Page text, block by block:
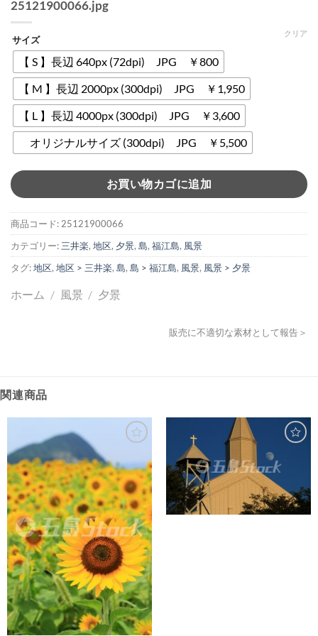
25121900066.jpg
サイズ
【 S 】長辺 640px (72dpi) JPG ￥800
【 M 】長辺 2000px (300dpi) JPG ￥1,950
【 L 】長辺 4000px (300dpi) JPG ￥3,600
オリジナルサイズ (300dpi) JPG ￥5,500
クリア
お買い物カゴに追加
商品コード:25121900066
カテゴリー:三井楽, 地区, 夕景, 島, 福江島, 風景
タグ:地区, 地区 > 三井楽, 島, 島 > 福江島, 風景, 風景 > 夕景
ホーム / 風景 / 夕景
販売に不適切な素材として報告＞
関連商品